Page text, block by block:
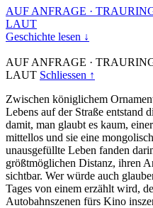
AUF ANFRAGE ·
LAUT
Geschichte lesen ↓
AUF ANFRAGE ·
LAUT Schliessen ↑
Zwischen königlichem
Lebens auf der Straße entstand
damit, man glaubt es kaum,
mittellos und sie eine
unausgefüllte Leben fanden
größtmöglichen Distanz, ihren
sichtbar. Wer würde auch
Tages von einem erzählt wird,
Autobahnszenen fürs Kino